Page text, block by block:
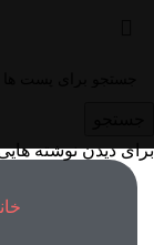
برای دیدن نوشته